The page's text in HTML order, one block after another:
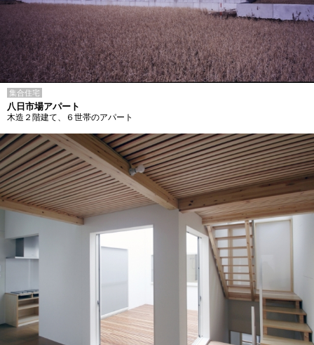
集合住宅
八日市場アパート
木造２階建て、６世帯のアパート